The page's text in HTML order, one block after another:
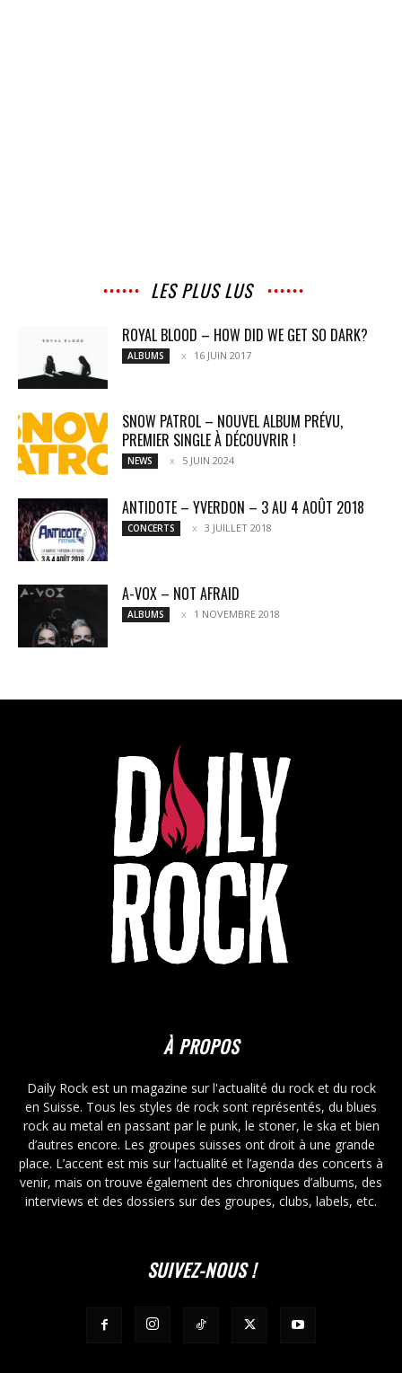
LES PLUS LUS
ROYAL BLOOD – HOW DID WE GET SO DARK?
ALBUMS 16 JUIN 2017
SNOW PATROL – NOUVEL ALBUM PRÉVU,
PREMIER SINGLE À DÉCOUVRIR !
NEWS 5 JUIN 2024
ANTIDOTE – YVERDON – 3 AU 4 AOÛT 2018
CONCERTS 3 JUILLET 2018
A-VOX – NOT AFRAID
ALBUMS 1 NOVEMBRE 2018
À PROPOS
Daily Rock est un magazine sur l'actualité du rock et du rock
en Suisse. Tous les styles de rock sont représentés, du blues
rock au metal en passant par le punk, le stoner, le ska et bien
d’autres encore. Les groupes suisses ont droit à une grande
place. L’accent est mis sur l’actualité et l’agenda des concerts à
venir, mais on trouve également des chroniques d’albums, des
interviews et des dossiers sur des groupes, clubs, labels, etc.
SUIVEZ-NOUS !